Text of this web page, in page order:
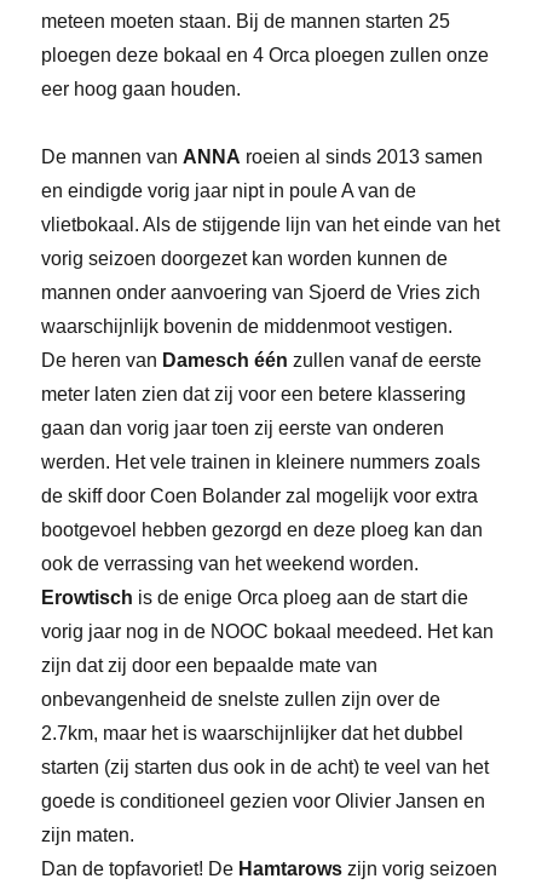
meteen moeten staan. Bij de mannen starten 25
ploegen deze bokaal en 4 Orca ploegen zullen onze
eer hoog gaan houden.
De mannen van ANNA roeien al sinds 2013 samen
en eindigde vorig jaar nipt in poule A van de
vlietbokaal. Als de stijgende lijn van het einde van het
vorig seizoen doorgezet kan worden kunnen de
mannen onder aanvoering van Sjoerd de Vries zich
waarschijnlijk bovenin de middenmoot vestigen.
De heren van Damesch één zullen vanaf de eerste
meter laten zien dat zij voor een betere klassering
gaan dan vorig jaar toen zij eerste van onderen
werden. Het vele trainen in kleinere nummers zoals
de skiff door Coen Bolander zal mogelijk voor extra
bootgevoel hebben gezorgd en deze ploeg kan dan
ook de verrassing van het weekend worden.
Erowtisch is de enige Orca ploeg aan de start die
vorig jaar nog in de NOOC bokaal meedeed. Het kan
zijn dat zij door een bepaalde mate van
onbevangenheid de snelste zullen zijn over de
2.7km, maar het is waarschijnlijker dat het dubbel
starten (zij starten dus ook in de acht) te veel van het
goede is conditioneel gezien voor Olivier Jansen en
zijn maten.
Dan de topfavoriet! De Hamtarows zijn vorig seizoen